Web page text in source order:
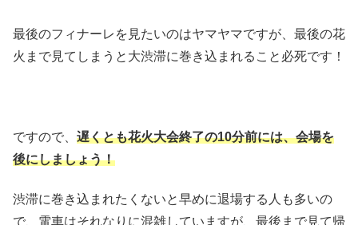
最後のフィナーレを見たいのはヤマヤマですが、最後の花
火まで見てしまうと大渋滞に巻き込まれること必死です！
ですので、 遅くとも花火大会終了の10分前には、会場を
後にしましょう！
渋滞に巻き込まれたくないと早めに退場する人も多いの
で、電車はそれなりに混雑していますが、最後まで見て帰